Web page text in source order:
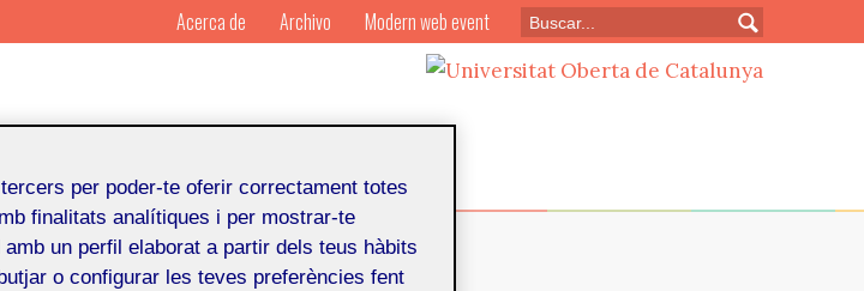
Acerca de Archivo Modern web event
per poder-te oferir correctament totes
finalitats analítiques i per mostrar-te
un perfil elaborat a partir dels teus hàbits
o configurar les teves preferències fent